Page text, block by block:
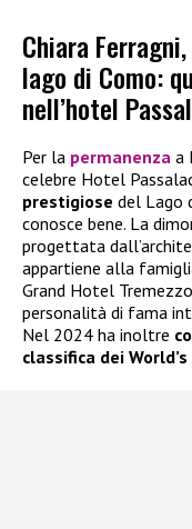
Chiara
lago di Como:
nell’hotel
Per la permanenza a
celebre Hotel
prestigiose del Lago
conosce bene. La
progettata
appartiene alla
Grand Hotel
personalità di fama
Nel 2024 ha inoltre
classifica dei